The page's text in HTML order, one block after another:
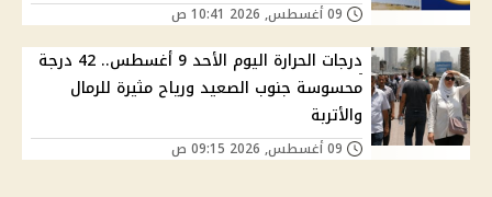
درجات الحرارة اليوم الأحد 9 أغسطس.. 42 درجة
محسوسة جنوب الصعيد ورياح مثيرة للرمال
والأتربة